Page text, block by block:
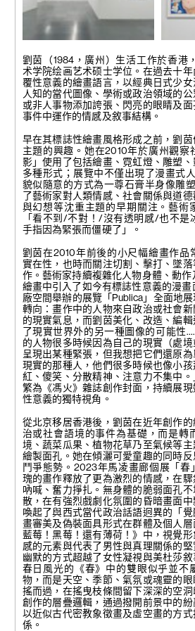
劉茵（1984，廣州）生活工作於香港
术学院绘画艺术硕士学位。在過去十
覆性意義的繪畫語言，以經典日式少
人知的當代圖像、學術或政治領域的
或非人事物添加誇張、閃亮的眼睛及
事件中運作的情感及敘事結構。
早在其標誌性繪畫風格形成之前，劉
主題的興趣。她在2010年於廣州觀察
影」使用了包括繪畫、霓虹燈、雕塑
多種形式；展覽中不僅出現了漫畫式
貌似隨意的方式為一尊石膏半身像雕
了藝術家對人類情感、社會關係與道
與幻想等沈重主題的早期關注。藝術
「看不到/不對！/沒有透明感/也不是
手指因為緊張而僵硬了」。
劉茵在2010年前後的小尺幅繪畫作品
實在性，也時而關注切割、擊打、墜
作。藝術家持續複雜化人物身體、動作
繪畫中引入了如今有標誌性意義的漫
廠空間舉辦的展覽「Publica」全面地
轉向：畫作中的人物來自政治或社會
的現實氣息，而劉茵美化、改造、編
了現實世界外的另一種圖像的可能性
的人物很多時候因為自己的現實（處
呈現出某種緊張，但我想把它們還原
現實的那種人，他們很多時候也像小
紅、傻笑、分散精神、注意力不集中
繁為《馮火》雜誌創作封面，持續展
性意義的獨特視角。
從北京移居香港後，劉茵在近年創作
治或社會語境的事件為基礎，而是轉
境、蔬菜瓜果、植物花草乃至氣候等
繪製面孔。她在傾灑可愛童趣的同時
鬥爭態勢。2023年馬凌畫廊個展「春
瑰的畫作釋放了更為激烈的情感，在驟
吶喊、奮力掙扎。無身體的脆弱面孔
散，在有強烈戲劇化氛圍的昏暗畫面
喚起了與西式當代政治話語迥異的「
畫審美及偽裝面具形式在群體及個人層
藍莓！黑莓！還有薄荷！》中，視覺
感的元素與代表了男性與真理關係的
幽默的方式超越了女性凝視與美杜莎
春日風光的《春》中的雙眼似乎並不
物，而是天空、季節、氣氛或魂靈的
搖而過，在搖曳枝條間留下深深的空
創作的層疊邏輯，通過撥開前景中的紛
以近似古代密教象徵畫及虛空畫的方
係。
廊，香港，2019
想》，
鉛筆、
丙烯於
79.5 x